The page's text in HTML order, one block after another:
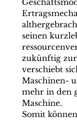
seinen
zukünftig
verschiebt
Maschinen-
mehr in den
Maschine.
Somit